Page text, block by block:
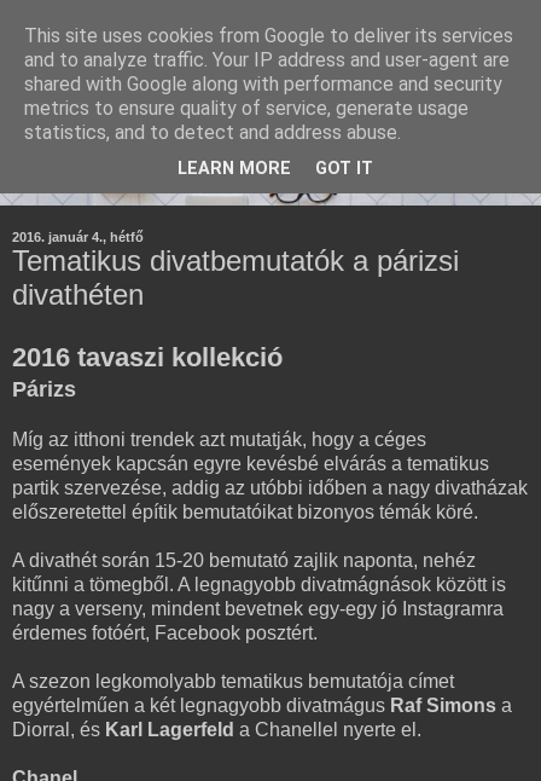
2016. január 4., hétfő
Tematikus divatbemutatók a párizsi
divathéten
2016 tavaszi kollekció
Párizs
Míg az itthoni trendek azt mutatják, hogy a céges
események kapcsán egyre kevésbé elvárás a tematikus
partik szervezése, addig az utóbbi időben a nagy divatházak
előszeretettel építik bemutatóikat bizonyos témák köré.
A divathét során 15-20 bemutató zajlik naponta, nehéz
kitűnni a tömegből. A legnagyobb divatmágnások között is
nagy a verseny, mindent bevetnek egy-egy jó Instagramra
érdemes fotóért, Facebook posztért.
A szezon legkomolyabb tematikus bemutatója címet
egyértelműen a két legnagyobb divatmágus Raf Simons a
Diorral, és Karl Lagerfeld a Chanellel nyerte el.
This site uses cookies from Google to deliver its services
and to analyze traffic. Your IP address and user-agent are
shared with Google along with performance and security
metrics to ensure quality of service, generate usage
statistics, and to detect and address abuse.
LEARN MORE GOT IT